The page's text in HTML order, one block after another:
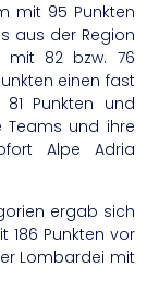
mit 95 Punkten
aus der Region
mit 82 bzw. 76
einen fast
Punkten und
Teams und ihre
Alpe Adria
ergab sich
186 Punkten vor
Lombardei mit